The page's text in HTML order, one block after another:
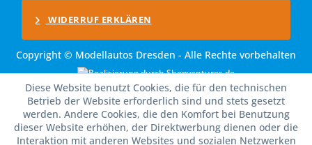
WIDERRUF ERKLÄREN
Copyright © Modellautos Dresden - Alle Rechte vorbehalten
Diese Website benutzt Cookies, die für den technischen
Betrieb der Website erforderlich sind und stets gesetzt
werden. Andere Cookies, die den Komfort bei Benutzung
dieser Website erhöhen, der Direktwerbung dienen oder die
Interaktion mit anderen Websites und sozialen Netzwerken